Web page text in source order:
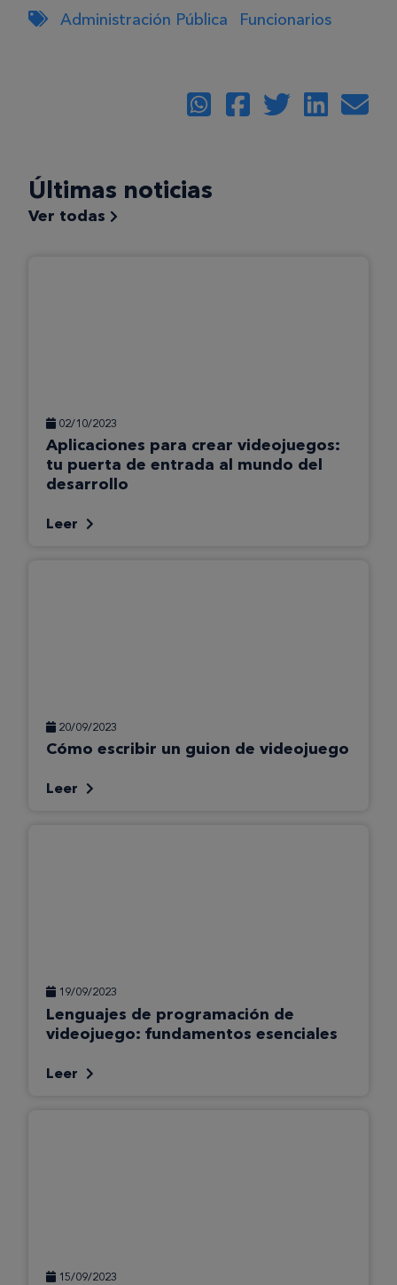
Administración Pública Funcionarios
Últimas noticias
Ver todas
02/10/2023
Aplicaciones para crear videojuegos:
tu puerta de entrada al mundo del
desarrollo
Leer
20/09/2023
Cómo escribir un guion de videojuego
Leer
19/09/2023
Lenguajes de programación de
videojuego: fundamentos esenciales
Leer
15/09/2023